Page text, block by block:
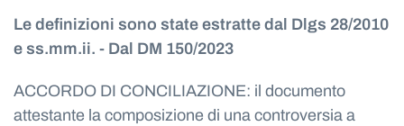
Le definizioni sono state estratte dal Dlgs 28/2010
e ss.mm.ii. - Dal DM 150/2023
ACCORDO DI CONCILIAZIONE: il documento
attestante la composizione di una controversia a